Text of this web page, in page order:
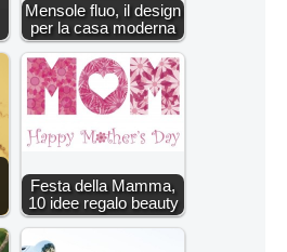
Mensole fluo, il design
per la casa moderna
Festa della Mamma,
10 idee regalo beauty